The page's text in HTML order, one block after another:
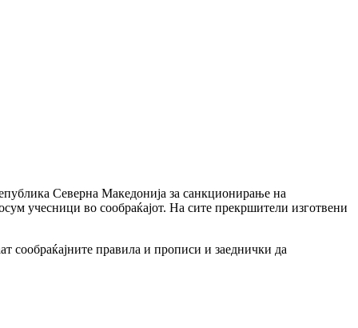
Северна Македонија за санкционирање на
учесници во сообраќајот. На сите прекршители изготвени
сообраќајните правила и прописи и заеднички да